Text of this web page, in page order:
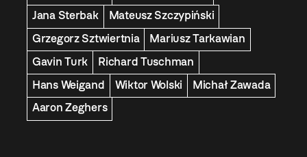
Jana Sterbak
Mateusz Szczypiński
Grzegorz Sztwiertnia
Mariusz Tarkawian
Gavin Turk
Richard Tuschman
Hans Weigand
Wiktor Wolski
Michał Zawada
Aaron Zeghers